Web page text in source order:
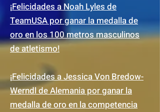
¡Felicidades a Noah Lyles de
TeamUSA por ganar la medalla de
oro en los 100 metros masculinos
de atletismo!
¡Felicidades a Jessica Von Bredow-
Werndl de Alemania por ganar la
medalla de oro en la competencia